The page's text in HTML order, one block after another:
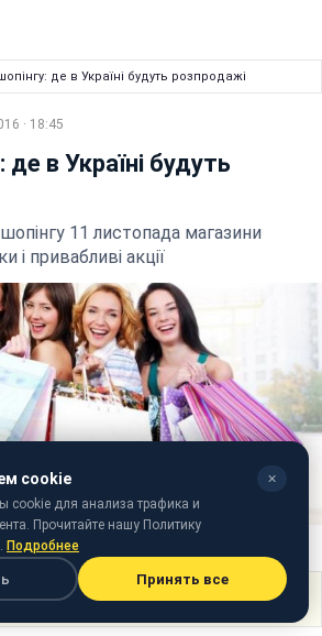
де в Україні будуть розпродажі
· 18:45
в Україні будуть
11 листопада магазини
привабливі акції
(art-assorty.ru)
Поделиться
cookie ✕
cookie для анализа трафика и
Прочитайте нашу Политику
Подробнее
Принять все